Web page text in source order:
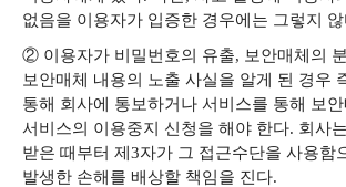
없음을 이용자가 입증한 경우에는 그렇지 않
② 이용자가 비밀번호의 유출, 보안매체의
보안매체 내용의 노출 사실을 알게 된 경우
통해 회사에 통보하거나 서비스를 통해 보
서비스의 이용중지 신청을 해야 한다. 회사
받은 때부터 제3자가 그 접근수단을 사용함
발생한 손해를 배상할 책임을 진다.